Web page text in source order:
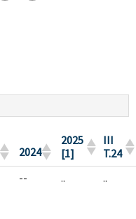
2024
2025
[1]
III
T.24
-- .. ..